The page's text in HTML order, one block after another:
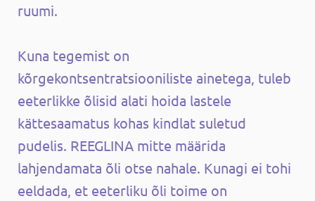
ruumi.
Kuna tegemist on
kõrgekontsentratsiooniliste ainetega, tuleb
eeterlikke õlisid alati hoida lastele
kättesaamatus kohas kindlat suletud
pudelis. REEGLINA mitte määrida
lahjendamata õli otse nahale. Kunagi ei tohi
eeldada, et eeterliku õli toime on